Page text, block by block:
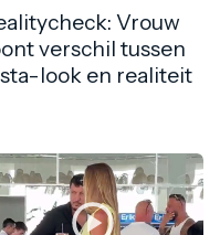
Vrouw
verschil tussen
look en realiteit